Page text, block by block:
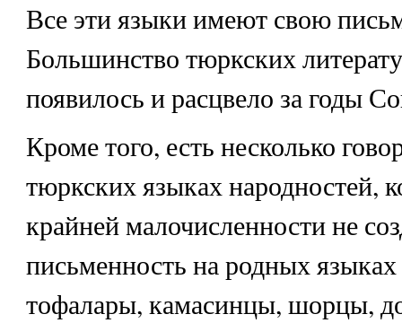
Все эти языки имеют свою
Большинство тюркских
появилось и расцвело за годы
Кроме того, есть несколько
тюркских языках народностей,
крайней малочисленности не
письменность на родных
тофалары, камасинцы, шорцы,